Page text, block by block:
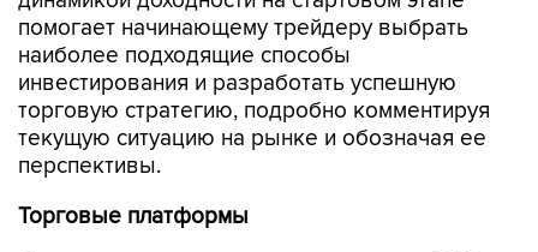
помогает начинающему трейдеру выбрать
наиболее подходящие способы
инвестирования и разработать успешную
торговую стратегию, подробно комментируя
текущую ситуацию на рынке и обозначая ее
перспективы.
Торговые платформы